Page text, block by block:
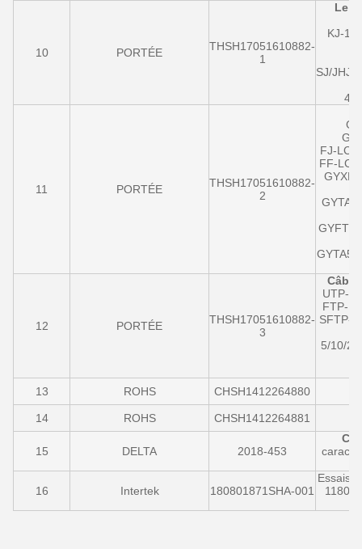
10 PORTÉE
THSH17051610882-
1
Le
KJ-
SJ/JHJ/
4/
11 PORTÉE
THSH17051610882-
2
FJ-LC/
FF-LC/
GYXH/
GYTA/
12 PORTÉE
THSH17051610882-
3
UTP-
FTP-
SFTP-
5/10/
13 ROHS CHSH1412264880
14 ROHS CHSH1412264881
15 DELTA 2018-453
16 Intertek 180801871SHA-001
Essais